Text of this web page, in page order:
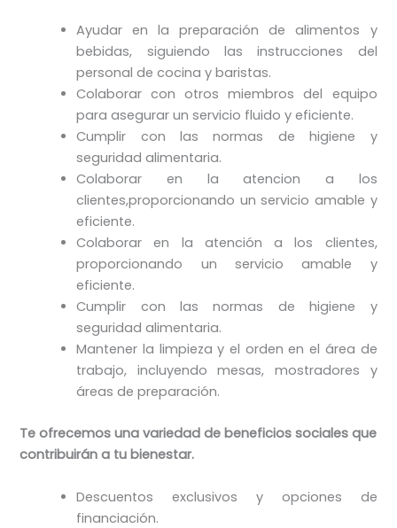
Ayudar en la preparación de alimentos y
bebidas, siguiendo las instrucciones del
personal de cocina y baristas.
Colaborar con otros miembros del equipo
para asegurar un servicio fluido y eficiente.
Cumplir con las normas de higiene y
seguridad alimentaria.
Colaborar en la atencion a los
clientes,proporcionando un servicio amable y
eficiente.
Colaborar en la atención a los clientes,
proporcionando un servicio amable y
eficiente.
Cumplir con las normas de higiene y
seguridad alimentaria.
Mantener la limpieza y el orden en el área de
trabajo, incluyendo mesas, mostradores y
áreas de preparación.
Te ofrecemos una variedad de beneficios sociales que
contribuirán a tu bienestar.
Descuentos exclusivos y opciones de
financiación.